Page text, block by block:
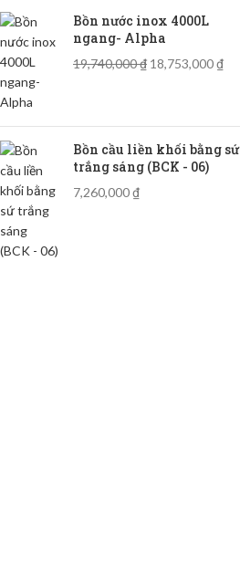
Bồn nước inox 4000L
ngang- Alpha
19,740,000₫ 18,753,000₫
Bồn cầu liền khối bằng sứ
trắng sáng (BCK - 06)
7,260,000₫